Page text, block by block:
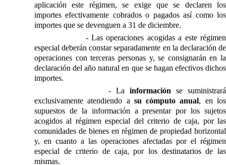
aplicación este régimen, se exige que se declaren los
importes efectivamente cobrados o pagados así como los
importes que se devenguen a 31 de diciembre.
- Las operaciones acogidas a este régimen
especial deberán constar separadamente en la declaración de
operaciones con terceras personas y, se consignarán en la
declaración del año natural en que se hagan efectivos dichos
importes.
- La información se suministrará
exclusivamente atendiendo a su cómputo anual, en los
supuestos de la información a presentar por los sujetos
acogidos al régimen especial del criterio de caja, por las
comunidades de bienes en régimen de propiedad horizontal
y, en cuanto a las operaciones afectadas por el régimen
especial de criterio de caja, por los destinatarios de las
mismas.